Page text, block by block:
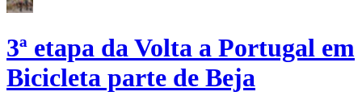
3ª etapa da Volta a Portugal em
Bicicleta parte de Beja